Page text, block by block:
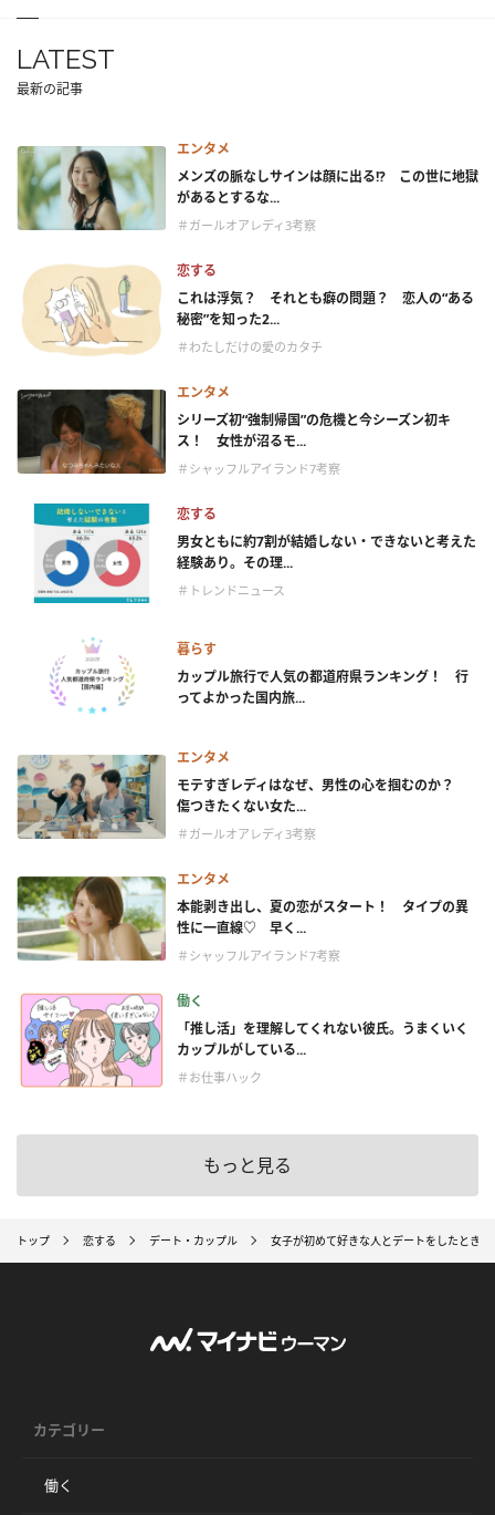
LATEST
最新の記事
エンタメ
メンズの脈なしサインは顔に出る!? この世に地獄
があるとするな...
＃ガールオアレディ3考察
恋する
これは浮気？ それとも癖の問題？ 恋人の“ある
秘密”を知った2...
＃わたしだけの愛のカタチ
エンタメ
シリーズ初“強制帰国”の危機と今シーズン初キ
ス！ 女性が沼るモ...
＃シャッフルアイランド7考察
恋する
男女ともに約7割が結婚しない・できないと考えた
経験あり。その理...
＃トレンドニュース
暮らす
カップル旅行で人気の都道府県ランキング！ 行
ってよかった国内旅...
エンタメ
モテすぎレディはなぜ、男性の心を掴むのか？
傷つきたくない女た...
＃ガールオアレディ3考察
エンタメ
本能剥き出し、夏の恋がスタート！ タイプの異
性に一直線♡ 早く...
＃シャッフルアイランド7考察
働く
「推し活」を理解してくれない彼氏。うまくいく
カップルがしている...
＃お仕事ハック
もっと見る
トップ 恋する デート・カップル 女子が初めて好きな人とデートをしたとき
カテゴリー
働く